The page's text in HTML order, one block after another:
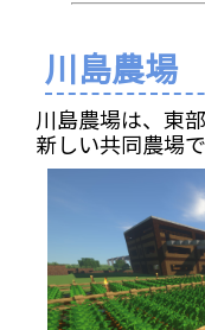
川島農場
川島農場は、東
新しい共同農場で